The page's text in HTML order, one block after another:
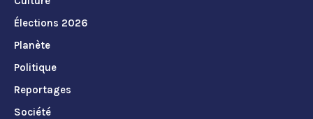
Élections 2026
Planète
Politique
Reportages
Société